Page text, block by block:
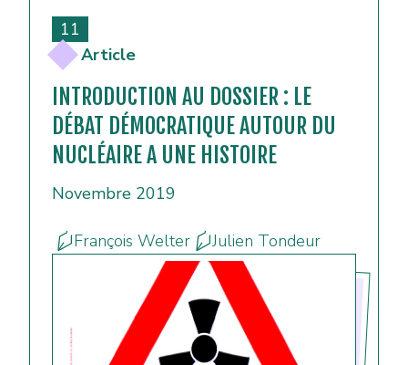
Article
INTRODUCTION AU DOSSIER : LE
DÉBAT DÉMOCRATIQUE AUTOUR DU
NUCLÉAIRE A UNE HISTOIRE
Novembre 2019
François Welter Julien Tondeur
11